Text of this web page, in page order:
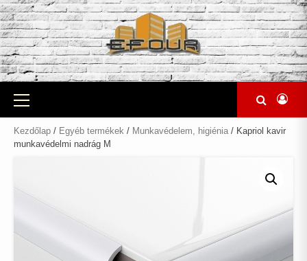
Skip
to
content
Primary
Menu
Kezdőlap / Egyéb termékek / Munkavédelem, higiénia / Kapriol kavir
munkavédelmi nadrág M